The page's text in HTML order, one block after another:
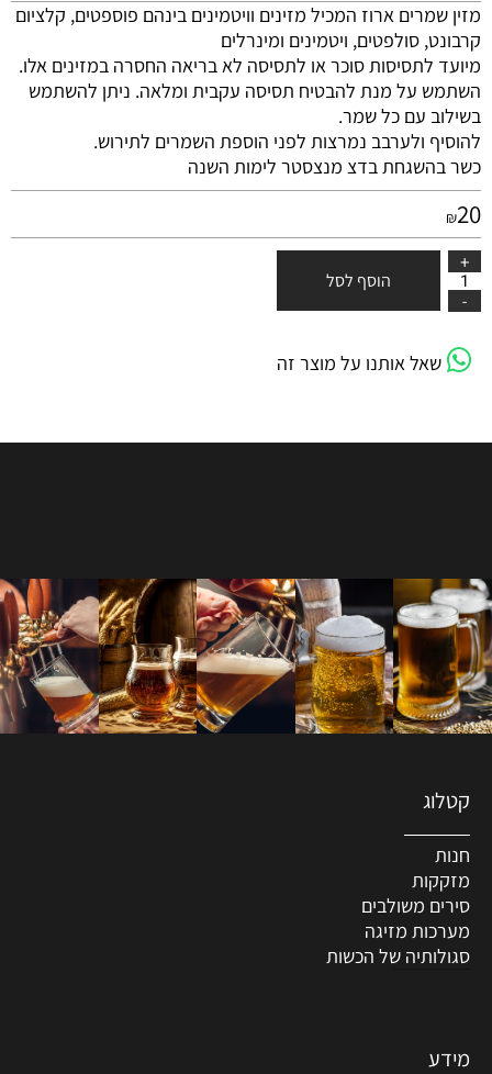
מזין שמרים ארוז המכיל מזינים וויטמינים בינהם פוספטים, קלציום
קרבונט, סולפטים, ויטמינים ומינרלים
מיועד לתסיסות סוכר או לתסיסה לא בריאה החסרה במזינים אלו.
השתמש על מנת להבטיח תסיסה עקבית ומלאה. ניתן להשתמש
בשילוב עם כל שמר.
להוסיף ולערבב נמרצות לפני הוספת השמרים לתירוש.
כשר בהשגחת בדצ מנצסטר לימות השנה
₪20
הוסף לסל
שאל אותנו על מוצר זה
קטלוג
חנות
מזקקות
סירים משולבים
מערכות מזיגה
סגולותיה של הכשות
מידע